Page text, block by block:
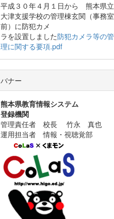
平成３０年４月１日から 熊本県立
大津支援学校の管理棟玄関（事務室
前）に防犯カメ
ラを設置しました防犯カメラ等の管
理に関する要項.pdf
バナー
熊本県教育情報システム
登録機関
管理責任者 校長 竹永 真也
運用担当者 情報・視聴覚部